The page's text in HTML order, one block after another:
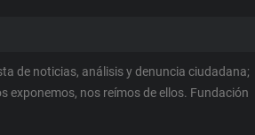
de noticias, análisis y denuncia ciudadana;
exponemos, nos reímos de ellos. Fundación